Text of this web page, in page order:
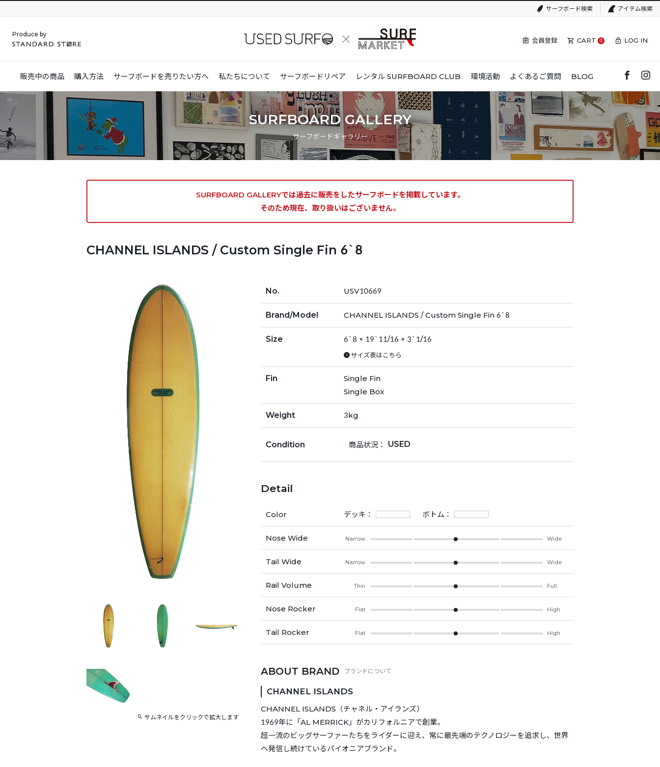
サーフボード検索 アイテム検索
Produce by
会員登録 CART 0 LOG IN
販売中の商品 購入方法 サーフボードを売りたい方へ 私たちについて サーフボードリペア レンタル SURFBOARD CLUB 環境活動 よくあるご質問 BLOG
SURFBOARD GALLERY
サーフボードギャラリー
SURFBOARD GALLERYでは過去に販売をしたサーフボードを掲載しています。
そのため現在、取り扱いはございません。
CHANNEL ISLANDS / Custom Single Fin 6`8
サムネイルをクリックで拡大します
No. USV10669
Brand/Model CHANNEL ISLANDS / Custom Single Fin 6`8
Size 6`8 × 19`11/16 × 3`1/16
サイズ表はこちら
Fin
Single Fin
Single Box
Weight 3kg
Condition 商品状況： USED
Detail
Color デッキ： ボトム：
Nose Wide Narrow Wide
Tail Wide Narrow Wide
Rail Volume Thin Full
Nose Rocker Flat High
Tail Rocker Flat High
ABOUT BRAND
CHANNEL ISLANDS
CHANNEL ISLANDS（チャネル・アイランズ）
1969年に「AL MERRICK」がカリフォルニアで創業。
超一流のビッグサーファーたちをライダーに迎え、常に最先端のテクノロジーを追求し、世界
へ発信し続けているパイオニアブランド。